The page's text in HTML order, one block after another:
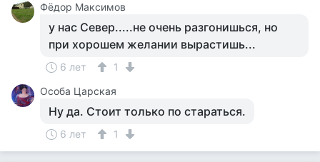
Фёдор Максимов
у нас Север.....не очень разгонишься, но
при хорошем желании вырастишь...
6 лет
1
Особа Царская
Ну да. Стоит только по стараться.
6 лет 1